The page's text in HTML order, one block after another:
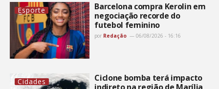
Esporte
Barcelona compra Kerolin em
negociação recorde do
futebol feminino
por Redação 06/08/2026 - 16:16
Cidades
Ciclone bomba terá impacto